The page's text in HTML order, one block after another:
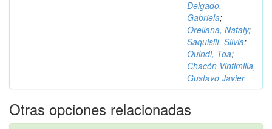
Delgado,
Gabriela;
Orellana, Nataly;
Saquisilí, Silvia;
Quindi, Toa;
Chacón Vintimilla,
Gustavo Javier
Otras opciones relacionadas